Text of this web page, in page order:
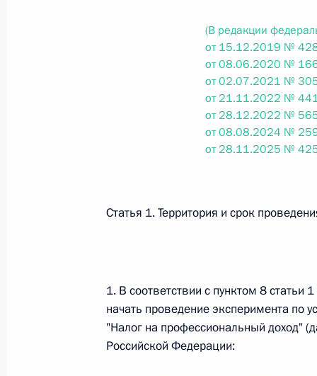
Федеральный закон от
О внесении изменений в статьи 85 и 102
кодекса Российской Федерации
Федеральный закон от
О внесении изменений в Федеральный
26 июля 2026 года
(В редакции
от 15.12.2019 №
от 08.06.2020 №
от 02.07.2021 №
от 21.11.2022 №
от 28.12.2022 №
от 08.08.2024 №
от 28.11.2025 №
Статья 1. Территория и срок
1. В соответствии с пунктом 8 статьи
начать проведение эксперимента по
"Налог на профессиональный доход"
Российской Федерации: